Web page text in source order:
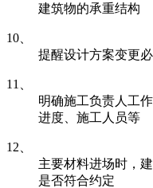
建筑物的承重结构
10、
提醒设计方案变更
11、
明确施工负责人工
进度、施工人员等
12、
主要材料进场时，
是否符合约定